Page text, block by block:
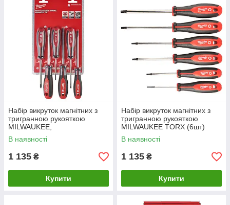
Набір викруток магнітних з
тригранною рукояткою
MILWAUKEE,
(PZ1/PZ2/SL3/SL4/SL5,5/SL6,
5) (6шт)
В наявності
1 135 ₴
Купити
Набір викруток магнітних з
тригранною рукояткою
MILWAUKEE TORX (6шт)
В наявності
1 135 ₴
Купити